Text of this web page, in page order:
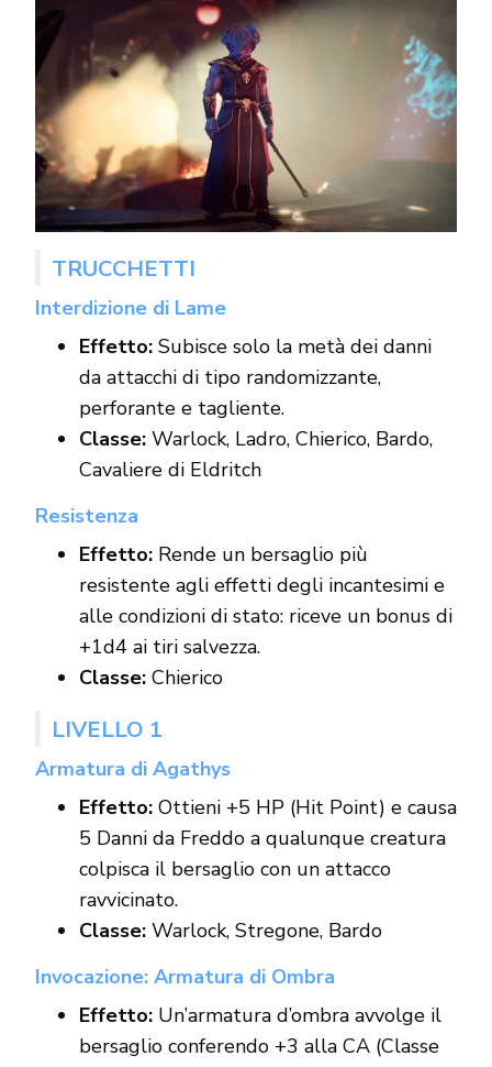
TRUCCHETTI
Interdizione di Lame
Effetto:Subisce solo la metà dei danni
da attacchi di tipo randomizzante,
perforante e tagliente.
Classe:Warlock, Ladro, Chierico, Bardo,
Cavaliere di Eldritch
Resistenza
Effetto:Rende un bersaglio più
resistente agli effetti degli incantesimi e
alle condizioni di stato: riceve un bonus di
+1d4 ai tiri salvezza.
Classe:Chierico
LIVELLO 1
Armatura di Agathys
Effetto:Ottieni +5 HP (Hit Point) e causa
5 Danni da Freddo a qualunque creatura
colpisca il bersaglio con un attacco
ravvicinato.
Classe:Warlock, Stregone, Bardo
Invocazione: Armatura di Ombra
Effetto:Un’armatura d’ombra avvolge il
bersaglio conferendo +3 alla CA (Classe